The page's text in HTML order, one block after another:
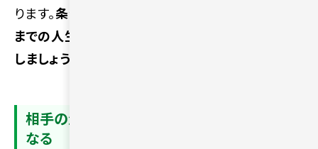
ります。条件だけで相手を判断するのではなく、これ
までの人生経験を含めて尊重し合える関係を目指
しましょう。
相手の生活背景や価値観がわからず不安に
なる